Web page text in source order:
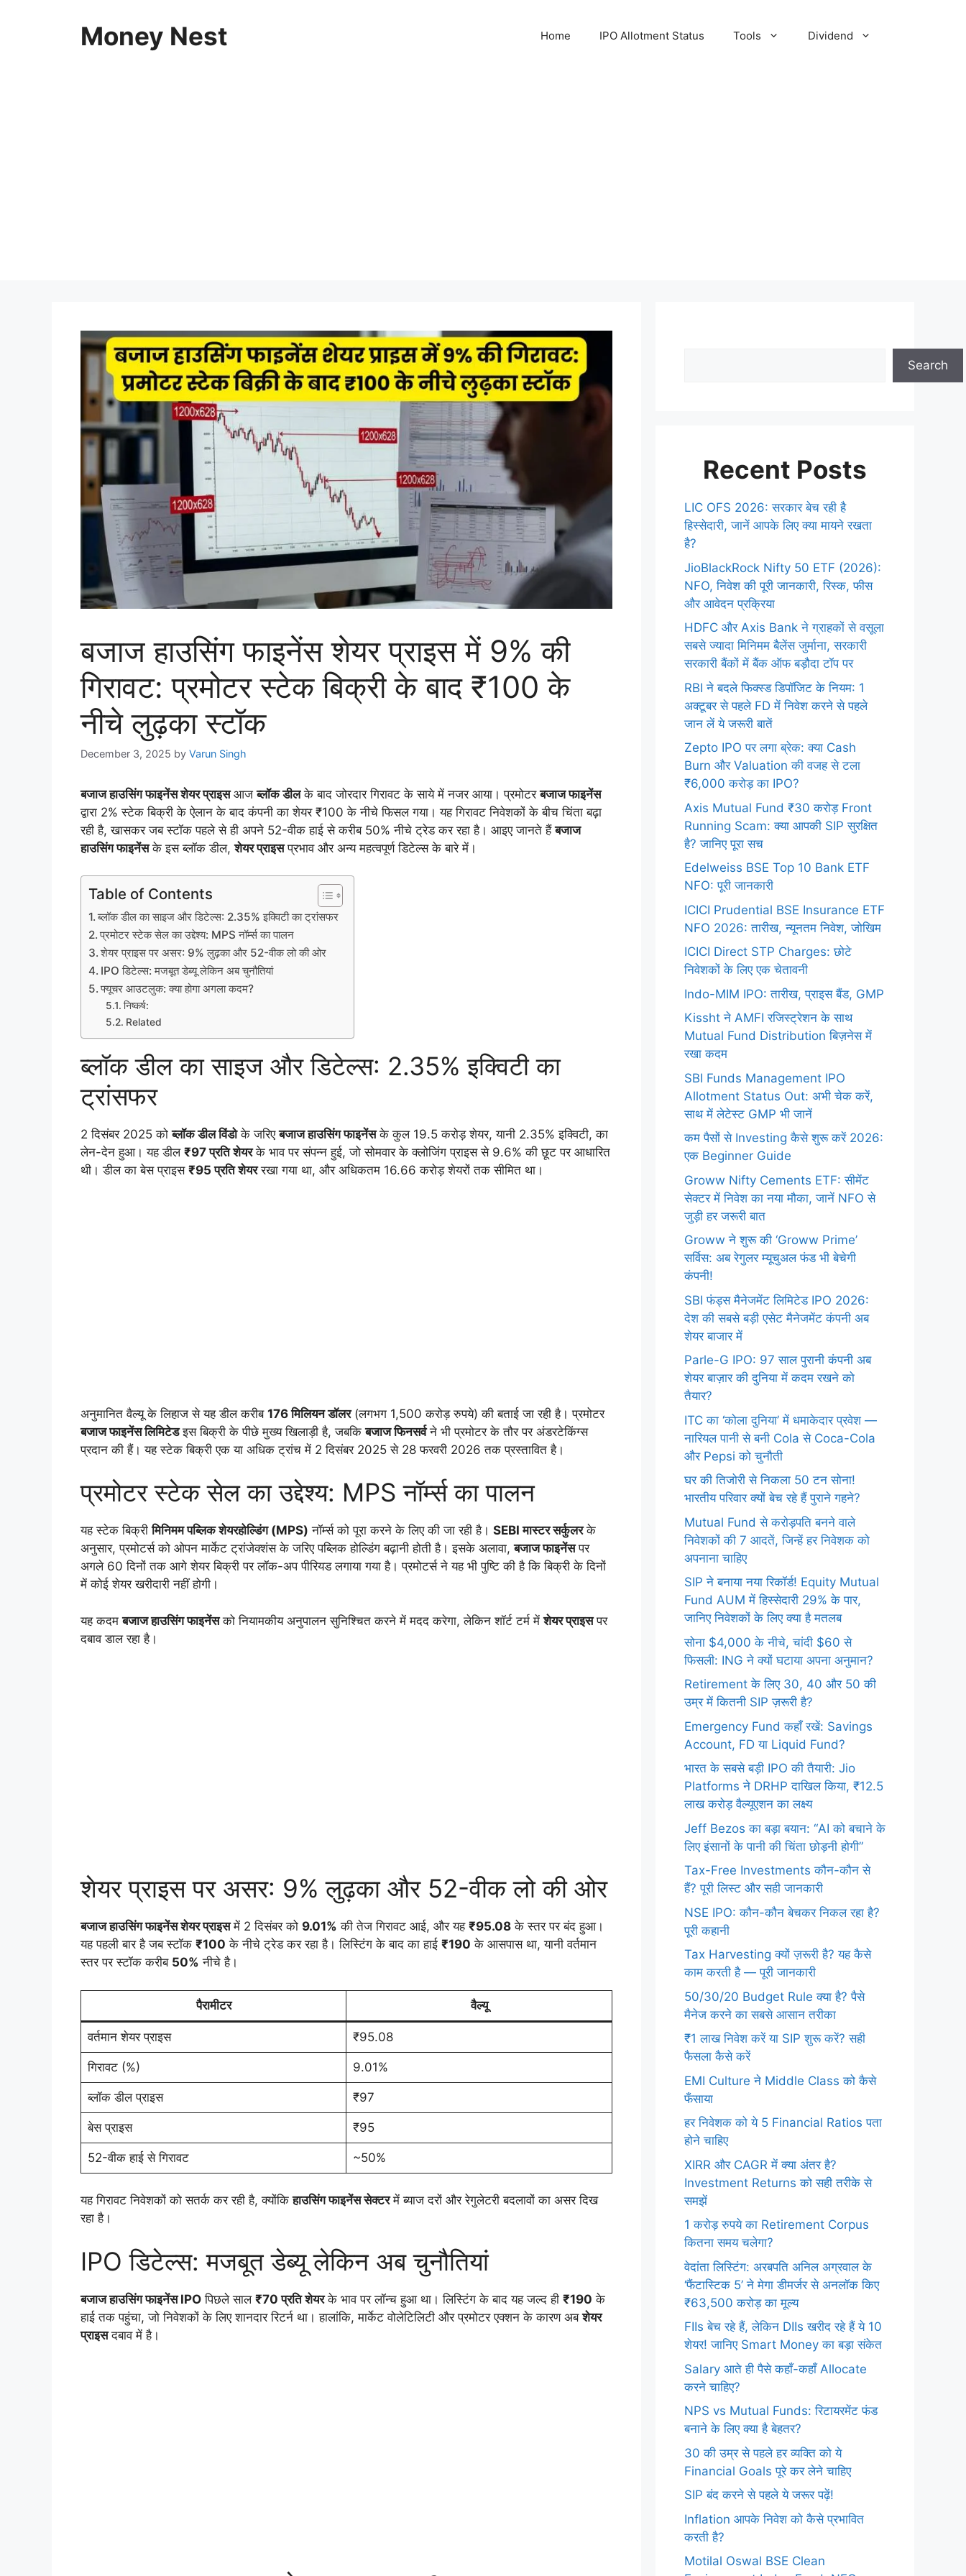
Money Nest Home IPO Allotment Status Tools Dividend
बजाज हाउसिंग फाइनेंस शेयर प्राइस में 9% की
गिरावट: प्रमोटर स्टेक बिक्री के बाद ₹100 के
नीचे लुढ़का स्टॉक
December 3, 2025 by Varun Singh
बजाज हाउसिंग फाइनेंस शेयर प्राइसआजब्लॉक डीलके बाद जोरदार गिरावट के साये में नजर आया। प्रमोटरबजाज फाइनेंस
द्वारा 2% स्टेक बिक्री के ऐलान के बाद कंपनी का शेयर ₹100 के नीचे फिसल गया। यह गिरावट निवेशकों के बीच चिंता बढ़ा
रही है, खासकर जब स्टॉक पहले से ही अपने 52-वीक हाई से करीब 50% नीचे ट्रेड कर रहा है। आइए जानते हैंबजाज
हाउसिंग फाइनेंसके इस ब्लॉक डील,शेयर प्राइसप्रभाव और अन्य महत्वपूर्ण डिटेल्स के बारे में।
Table of Contents
ब्लॉक डील का साइज और डिटेल्स: 2.35% इक्विटी का ट्रांसफर
प्रमोटर स्टेक सेल का उद्देश्य: MPS नॉर्म्स का पालन
शेयर प्राइस पर असर: 9% लुढ़का और 52-वीक लो की ओर
IPO डिटेल्स: मजबूत डेब्यू लेकिन अब चुनौतियां
फ्यूचर आउटलुक: क्या होगा अगला कदम?
निष्कर्ष:
Related
ब्लॉक डील का साइज और डिटेल्स: 2.35% इक्विटी का
ट्रांसफर
2 दिसंबर 2025 कोब्लॉक डील विंडोके जरिएबजाज हाउसिंग फाइनेंसके कुल 19.5 करोड़ शेयर, यानी 2.35% इक्विटी, का
लेन-देन हुआ। यह डील ₹97 प्रति शेयरके भाव पर संपन्न हुई, जो सोमवार के क्लोजिंग प्राइस से 9.6% की छूट पर आधारित
थी। डील का बेस प्राइस ₹95 प्रति शेयररखा गया था, और अधिकतम 16.66 करोड़ शेयरों तक सीमित था।
अनुमानित वैल्यू के लिहाज से यह डील करीब 176 मिलियन डॉलर(लगभग 1,500 करोड़ रुपये) की बताई जा रही है। प्रमोटर
बजाज फाइनेंस लिमिटेडइस बिक्री के पीछे मुख्य खिलाड़ी है, जबकिबजाज फिनसर्वने भी प्रमोटर के तौर पर अंडरटेकिंग्स
प्रदान की हैं। यह स्टेक बिक्री एक या अधिक ट्रांच में 2 दिसंबर 2025 से 28 फरवरी 2026 तक प्रस्तावित है।
प्रमोटर स्टेक सेल का उद्देश्य: MPS नॉर्म्स का पालन
यह स्टेक बिक्रीमिनिमम पब्लिक शेयरहोल्डिंग (MPS) नॉर्म्स को पूरा करने के लिए की जा रही है। SEBI मास्टर सर्कुलरके
अनुसार, प्रमोटर्स को ओपन मार्केट ट्रांजेक्शंस के जरिए पब्लिक होल्डिंग बढ़ानी होती है। इसके अलावा,बजाज फाइनेंसपर
अगले 60 दिनों तक आगे शेयर बिक्री पर लॉक-अप पीरियड लगाया गया है। प्रमोटर्स ने यह भी पुष्टि की है कि बिक्री के दिनों
में कोई शेयर खरीदारी नहीं होगी।
यह कदमबजाज हाउसिंग फाइनेंसको नियामकीय अनुपालन सुनिश्चित करने में मदद करेगा, लेकिन शॉर्ट टर्म मेंशेयर प्राइसपर
दबाव डाल रहा है।
शेयर प्राइस पर असर: 9% लुढ़का और 52-वीक लो की ओर
बजाज हाउसिंग फाइनेंस शेयर प्राइसमें 2 दिसंबर को 9.01% की तेज गिरावट आई, और यह ₹95.08 के स्तर पर बंद हुआ।
यह पहली बार है जब स्टॉक ₹100 के नीचे ट्रेड कर रहा है। लिस्टिंग के बाद का हाई ₹190 के आसपास था, यानी वर्तमान
स्तर पर स्टॉक करीब 50% नीचे है।
पैरामीटर वैल्यू
वर्तमान शेयर प्राइस ₹95.08
गिरावट (%) 9.01%
ब्लॉक डील प्राइस ₹97
बेस प्राइस ₹95
52-वीक हाई से गिरावट ~50%
यह गिरावट निवेशकों को सतर्क कर रही है, क्योंकिहाउसिंग फाइनेंस सेक्टरमें ब्याज दरों और रेगुलेटरी बदलावों का असर दिख
रहा है।
IPO डिटेल्स: मजबूत डेब्यू लेकिन अब चुनौतियां
बजाज हाउसिंग फाइनेंस IPO पिछले साल ₹70 प्रति शेयरके भाव पर लॉन्च हुआ था। लिस्टिंग के बाद यह जल्द ही ₹190 के
हाई तक पहुंचा, जो निवेशकों के लिए शानदार रिटर्न था। हालांकि, मार्केट वोलेटिलिटी और प्रमोटर एक्शन के कारण अबशेयर
प्राइसदबाव में है।
Search
Recent Posts
LIC OFS 2026: सरकार बेच रही है
हिस्सेदारी, जानें आपके लिए क्या मायने रखता
है?
JioBlackRock Nifty 50 ETF (2026):
NFO, निवेश की पूरी जानकारी, रिस्क, फीस
और आवेदन प्रक्रिया
HDFC और Axis Bank ने ग्राहकों से वसूला
सबसे ज्यादा मिनिमम बैलेंस जुर्माना, सरकारी
सरकारी बैंकों में बैंक ऑफ बड़ौदा टॉप पर
RBI ने बदले फिक्स्ड डिपॉजिट के नियम: 1
अक्टूबर से पहले FD में निवेश करने से पहले
जान लें ये जरूरी बातें
Zepto IPO पर लगा ब्रेक: क्या Cash
Burn और Valuation की वजह से टला
₹6,000 करोड़ का IPO?
Axis Mutual Fund ₹30 करोड़ Front
Running Scam: क्या आपकी SIP सुरक्षित
है? जानिए पूरा सच
Edelweiss BSE Top 10 Bank ETF
NFO: पूरी जानकारी
ICICI Prudential BSE Insurance ETF
NFO 2026: तारीख, न्यूनतम निवेश, जोखिम
ICICI Direct STP Charges: छोटे
निवेशकों के लिए एक चेतावनी
Indo-MIM IPO: तारीख, प्राइस बैंड, GMP
Kissht ने AMFI रजिस्ट्रेशन के साथ
Mutual Fund Distribution बिज़नेस में
रखा कदम
SBI Funds Management IPO
Allotment Status Out: अभी चेक करें,
साथ में लेटेस्ट GMP भी जानें
कम पैसों से Investing कैसे शुरू करें 2026:
एक Beginner Guide
Groww Nifty Cements ETF: सीमेंट
सेक्टर में निवेश का नया मौका, जानें NFO से
जुड़ी हर जरूरी बात
Groww ने शुरू की ‘Groww Prime’
सर्विस: अब रेगुलर म्यूचुअल फंड भी बेचेगी
कंपनी!
SBI फंड्स मैनेजमेंट लिमिटेड IPO 2026:
देश की सबसे बड़ी एसेट मैनेजमेंट कंपनी अब
शेयर बाजार में
Parle-G IPO: 97 साल पुरानी कंपनी अब
शेयर बाज़ार की दुनिया में कदम रखने को
तैयार?
ITC का ‘कोला दुनिया’ में धमाकेदार प्रवेश —
नारियल पानी से बनी Cola से Coca-Cola
और Pepsi को चुनौती
घर की तिजोरी से निकला 50 टन सोना!
भारतीय परिवार क्यों बेच रहे हैं पुराने गहने?
Mutual Fund से करोड़पति बनने वाले
निवेशकों की 7 आदतें, जिन्हें हर निवेशक को
अपनाना चाहिए
SIP ने बनाया नया रिकॉर्ड! Equity Mutual
Fund AUM में हिस्सेदारी 29% के पार,
जानिए निवेशकों के लिए क्या है मतलब
सोना $4,000 के नीचे, चांदी $60 से
फिसली: ING ने क्यों घटाया अपना अनुमान?
Retirement के लिए 30, 40 और 50 की
उम्र में कितनी SIP ज़रूरी है?
Emergency Fund कहाँ रखें: Savings
Account, FD या Liquid Fund?
भारत के सबसे बड़ी IPO की तैयारी: Jio
Platforms ने DRHP दाखिल किया, ₹12.5
लाख करोड़ वैल्यूएशन का लक्ष्य
Jeff Bezos का बड़ा बयान: “AI को बचाने के
लिए इंसानों के पानी की चिंता छोड़नी होगी”
Tax-Free Investments कौन-कौन से
हैं? पूरी लिस्ट और सही जानकारी
NSE IPO: कौन-कौन बेचकर निकल रहा है?
पूरी कहानी
Tax Harvesting क्यों ज़रूरी है? यह कैसे
काम करती है — पूरी जानकारी
50/30/20 Budget Rule क्या है? पैसे
मैनेज करने का सबसे आसान तरीका
₹1 लाख निवेश करें या SIP शुरू करें? सही
फैसला कैसे करें
EMI Culture ने Middle Class को कैसे
फँसाया
हर निवेशक को ये 5 Financial Ratios पता
होने चाहिए
XIRR और CAGR में क्या अंतर है?
Investment Returns को सही तरीके से
समझें
1 करोड़ रुपये का Retirement Corpus
कितना समय चलेगा?
वेदांता लिस्टिंग: अरबपति अनिल अग्रवाल के
‘फैंटास्टिक 5’ ने मेगा डीमर्जर से अनलॉक किए
₹63,500 करोड़ का मूल्य
FIIs बेच रहे हैं, लेकिन DIIs खरीद रहे हैं ये 10
शेयर! जानिए Smart Money का बड़ा संकेत
Salary आते ही पैसे कहाँ-कहाँ Allocate
करने चाहिए?
NPS vs Mutual Funds: रिटायरमेंट फंड
बनाने के लिए क्या है बेहतर?
30 की उम्र से पहले हर व्यक्ति को ये
Financial Goals पूरे कर लेने चाहिए
SIP बंद करने से पहले ये जरूर पढ़ें!
Inflation आपके निवेश को कैसे प्रभावित
करती है?
Motilal Oswal BSE Clean